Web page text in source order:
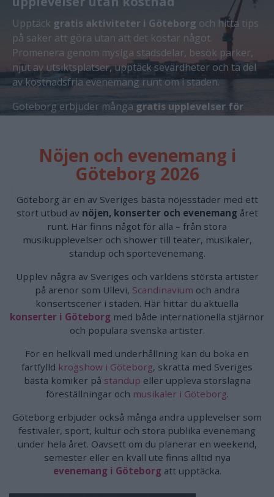
Slottsskogen eller upptäck Göteborg från vattnet med
Paddan och Ocean Bus.
Att göra med barn i Göteborg
Upptäck gratis aktiviteter i Göteborg och hitta tips
på saker att göra utan att det kostar något.
Promenera genom mysiga stadsdelar, besök parker,
njut av utsiktsplatser, upptäck sevärdheter och ta del
av kostnadsfria evenemang runt om i staden.
Göteborg erbjuder många gratis upplevelser för
promenadstråk, festivaler och aktiviteter under
sommaren.
Gratis saker att göra i Göteborg
Nöjen och evenemang i
Göteborg 2026
Göteborg är en av Sveriges bästa nöjesstäder med ett
stort utbud av nöjen, konserter och evenemang året
runt. Här finns något för alla – från stora
musikupplevelser och shower till teater, musikaler,
standup och sportevenemang.
Upplev några av Sveriges och världens största artister
på arenor som Ullevi, Scandinavium och andra
konsertscener i staden. Här hittar du aktuella
konserter i Göteborg med både internationella stjärnor
och populära svenska artister.
För en helkväll med underhållning kan du boka en
fartfylld krogshow i Göteborg, skratta med Sveriges
bästa komiker på standup eller uppleva storslagna
föreställningar och musikaler i Göteborg.
Göteborg erbjuder också många andra upplevelser som
festivaler, sport, kultur och stora publika evenemang
under hela året. Oavsett om du planerar en weekend,
semester eller en kväll ute finns alltid nya
evenemang i Göteborg att upptäcka.